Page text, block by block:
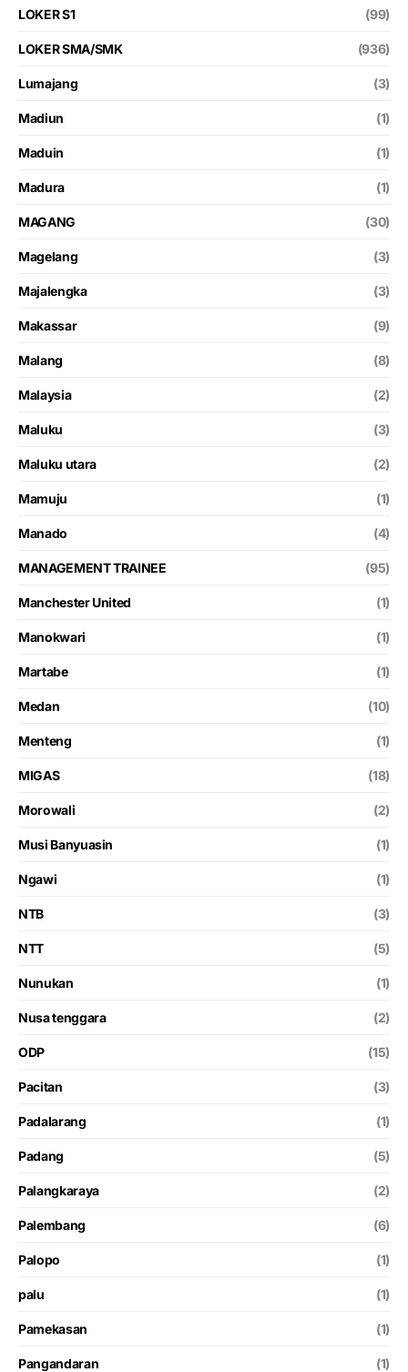
LOKER S1 (99)
LOKER SMA/SMK (936)
Lumajang (3)
Madiun (1)
Maduin (1)
Madura (1)
MAGANG (30)
Magelang (3)
Majalengka (3)
Makassar (9)
Malang (8)
Malaysia (2)
Maluku (3)
Maluku utara (2)
Mamuju (1)
Manado (4)
MANAGEMENT TRAINEE (95)
Manchester United (1)
Manokwari (1)
Martabe (1)
Medan (10)
Menteng (1)
MIGAS (18)
Morowali (2)
Musi Banyuasin (1)
Ngawi (1)
NTB (3)
NTT (5)
Nunukan (1)
Nusa tenggara (2)
ODP (15)
Pacitan (3)
Padalarang (1)
Padang (5)
Palangkaraya (2)
Palembang (6)
Palopo (1)
palu (1)
Pamekasan (1)
Pangandaran (1)